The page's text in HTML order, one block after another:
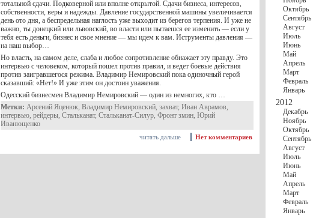
тотальной сдачи. Подковерной или вполне открытой. Сдачи бизнеса, интересов,
собственности, веры и надежды. Давление государственной машины увеличивается
день ото дня, а беспредельная наглость уже выходит из берегов терпения. И уже не
важно, ты донецкий или львовский, во власти или пытаешся ее изменить — если у
тебя есть деньги, бизнес и свое мнение — мы идем к вам. Иструменты давления —
на наш выбор…
Но власть, на самом деле, слаба и любое сопротивление обнажает эту правду. Это
интервью с человеком, который пошел против правил, и ведет боевые действия
против заигравшегося режима. Владимир Немировский пока одиночный герой
сказавший: «Нет!» И уже этим он достоин уважения.
Одесский бизнесмен Владимир Немировский — один из немногих, кто …
Метки: Арсений Яценюк, Владимир Немировский, захват, Иван Аврамов,
интервью, рейдеры, Стальканат, Стальканат-Силур, Фронт змин, Юрий
Иванющенко
Нет комментариев
читать дальше
Октябрь
Сентябрь
Август
Июль
Июнь
Май
Апрель
Март
Февраль
Январь
2012
Декабрь
Ноябрь
Октябрь
Сентябрь
Август
Июль
Июнь
Май
Апрель
Март
Февраль
Январь